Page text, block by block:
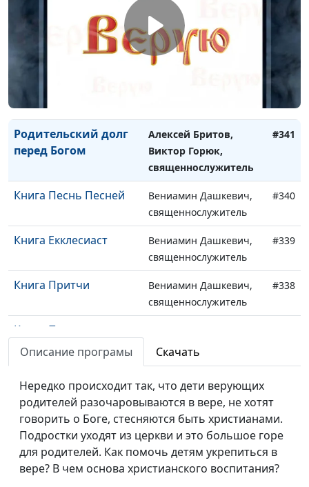
Осуждение в церкви
Алексей Бритов,
Виктор Горюк,
священнослужитель
#343
#342
Родительский долг
перед Богом
Алексей Бритов,
Виктор Горюк,
священнослужитель
#341
Книга Песнь Песней
Вениамин Дашкевич,
священнослужитель
#340
Книга Екклесиаст
Вениамин Дашкевич,
священнослужитель
#339
Книга Притчи
Вениамин Дашкевич,
священнослужитель
#338
Книга Псалтирь
священнослужитель
священнослужитель
Книга Есфирь
Вениамин Дашкевич,
священнослужитель
#335
Книга Ездры
Вениамин Дашкевич,
#334
Описание програмы Скачать
Нередко происходит так, что дети верующих
родителей разочаровываются в вере, не хотят
говорить о Боге, стесняются быть христианами.
Подростки уходят из церкви и это большое горе
для родителей. Как помочь детям укрепиться в
вере? В чем основа христианского воспитания?